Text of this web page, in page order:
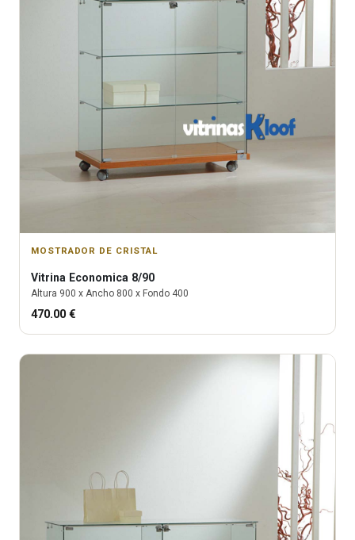
MOSTRADOR DE CRISTAL
Vitrina Economica 8/90
Altura 900 x Ancho 800 x Fondo 400
470.00 €